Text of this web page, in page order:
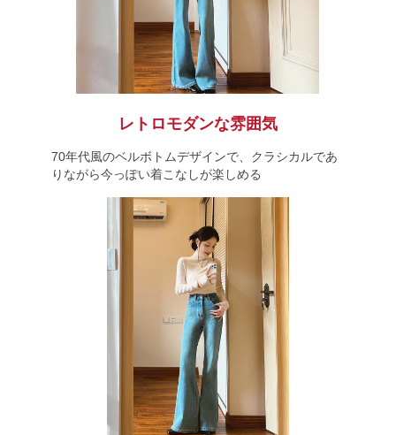
レトロモダンな雰囲気
70年代風のベルボトムデザインで、クラシカルであ
りながら今っぽい着こなしが楽しめる